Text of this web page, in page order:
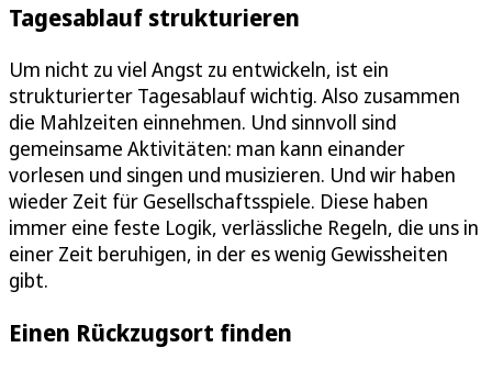
Tagesablauf strukturieren
Um nicht zu viel Angst zu entwickeln, ist ein
strukturierter Tagesablauf wichtig. Also zusammen
die Mahlzeiten einnehmen. Und sinnvoll sind
gemeinsame Aktivitäten: man kann einander
vorlesen und singen und musizieren. Und wir haben
wieder Zeit für Gesellschaftsspiele. Diese haben
immer eine feste Logik, verlässliche Regeln, die uns in
einer Zeit beruhigen, in der es wenig Gewissheiten
gibt.
Einen Rückzugsort finden